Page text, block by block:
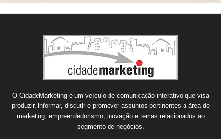
O CidadeMarketing é um veículo de comunicação interativo que visa
produzir, informar, discutir e promover assuntos pertinentes a área de
marketing, empreendedorismo, inovação e temas relacionados ao
segmento de negócios.